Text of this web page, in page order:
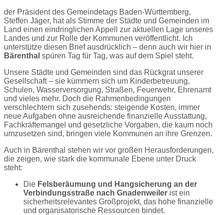
der Präsident des Gemeindetags Baden-Württemberg,
Steffen Jäger, hat als Stimme der Städte und Gemeinden im
Land einen eindringlichen Appell zur aktuellen Lage unseres
Landes und zur Rolle der Kommunen veröffentlicht. Ich
unterstütze diesen Brief ausdrücklich – denn auch wir hier in
Bärenthal spüren Tag für Tag, was auf dem Spiel steht.
Unsere Städte und Gemeinden sind das Rückgrat unserer
Gesellschaft – sie kümmern sich um Kinderbetreuung,
Schulen, Wasserversorgung, Straßen, Feuerwehr, Ehrenamt
und vieles mehr. Doch die Rahmenbedingungen
verschlechtern sich zusehends: steigende Kosten, immer
neue Aufgaben ohne ausreichende finanzielle Ausstattung,
Fachkräftemangel und gesetzliche Vorgaben, die kaum noch
umzusetzen sind, bringen viele Kommunen an ihre Grenzen.
Auch in Bärenthal stehen wir vor großen Herausforderungen,
die zeigen, wie stark die kommunale Ebene unter Druck
steht:
Die Felsberäumung und Hangsicherung an der
Verbindungsstraße nach Gnadenweiler ist ein
sicherheitsrelevantes Großprojekt, das hohe finanzielle
und organisatorische Ressourcen bindet.